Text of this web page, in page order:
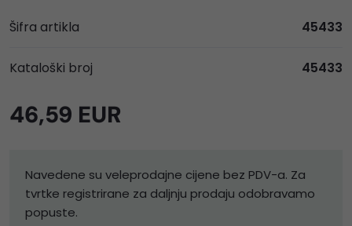
Šifra artikla 45433
Kataloški broj 45433
46,59 EUR
Navedene su veleprodajne cijene bez PDV-a. Za
tvrtke registrirane za daljnju prodaju odobravamo
popuste.